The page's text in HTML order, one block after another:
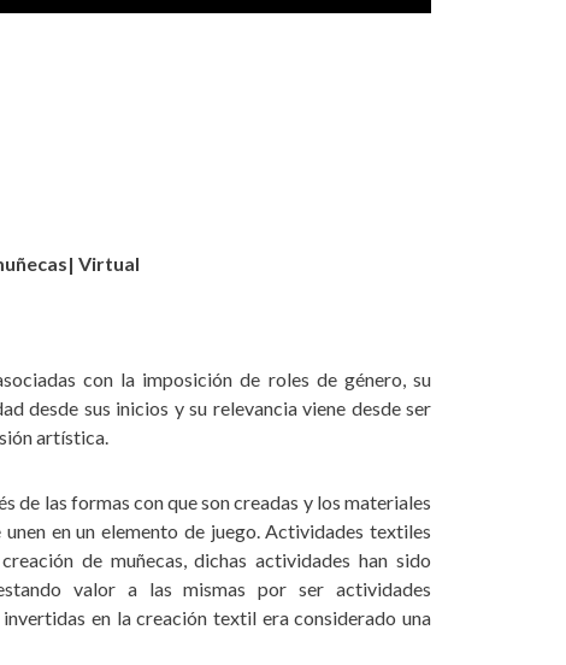
Virtual
con la imposición de roles de género, su
desde sus inicios y su relevancia viene desde ser
artística.
de las formas con que son creadas y los materiales
en un elemento de juego.Actividades textiles
de muñecas, dichasactividades han sido
valor a las mismas por ser actividades
invertidas en la creación textil eraconsiderado una